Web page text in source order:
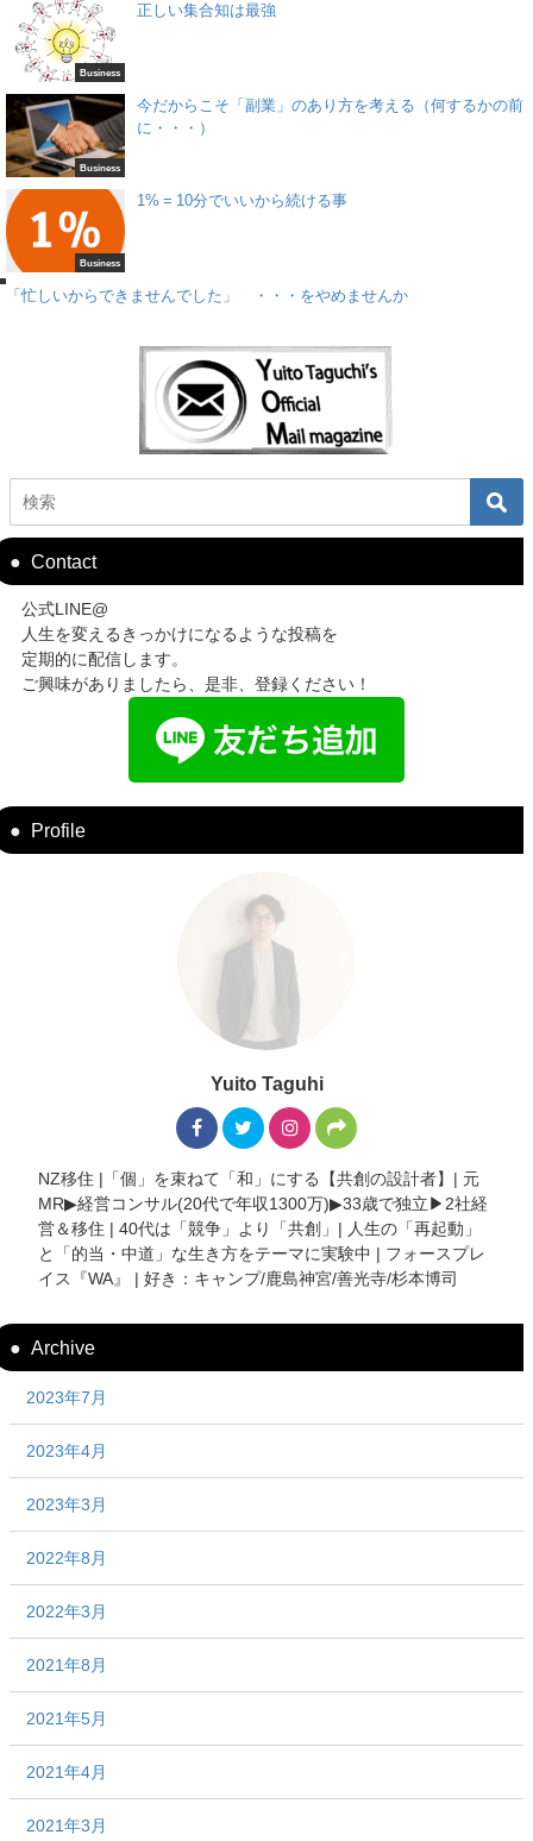
Business
正しい集合知は最強
Business
今だからこそ「副業」のあり方を考える（何するかの前
に・・・）
Business
1% = 10分でいいから続ける事
「忙しいからできませんでした」 ・・・をやめませんか
Contact
公式LINE@
人生を変えるきっかけになるような投稿を
定期的に配信します。
ご興味がありましたら、是非、登録ください！
Profile
Yuito Taguhi
NZ移住 |「個」を束ねて「和」にする【共創の設計者】| 元
MR▶︎経営コンサル(20代で年収1300万)▶︎33歳で独立▶︎2社経
営＆移住 | 40代は「競争」より「共創」| 人生の「再起動」
と「的当・中道」な生き方をテーマに実験中 | フォースプレ
イス『WA』 | 好き：キャンプ/鹿島神宮/善光寺/杉本博司
Archive
2023年7月
2023年4月
2023年3月
2022年8月
2022年3月
2021年8月
2021年5月
2021年4月
2021年3月